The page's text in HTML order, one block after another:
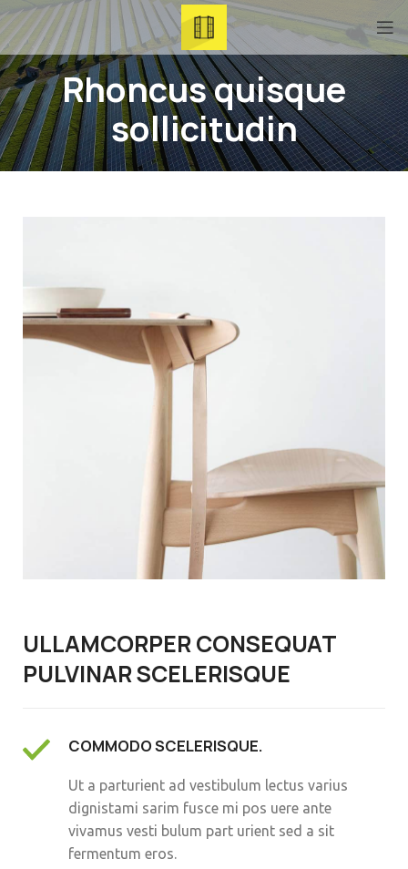
Rhoncus quisque
sollicitudin
ULLAMCORPER CONSEQUAT
PULVINAR SCELERISQUE
COMMODO SCELERISQUE.
Ut a parturient ad vestibulum lectus varius
dignistami sarim fusce mi pos uere ante
vivamus vesti bulum part urient sed a sit
fermentum eros.